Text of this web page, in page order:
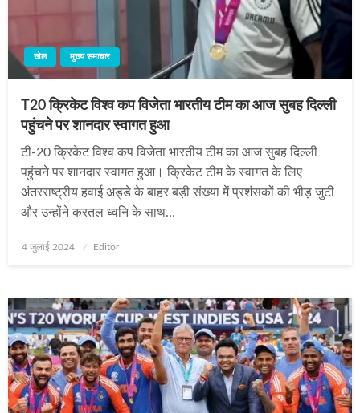
खेल मुख्य समाचार
T20 क्रिकेट विश्व कप विजेता भारतीय टीम का आज सुबह दिल्‍ली
पहुंचने पर शानदार स्वागत हुआ
टी-20 क्रिकेट विश्व कप विजेता भारतीय टीम का आज सुबह दिल्‍ली
पहुंचने पर शानदार स्वागत हुआ। क्रिकेट टीम के स्वागत के लिए
अंतरराष्ट्रीय हवाई अड्डे के बाहर बड़ी संख्या में प्रशंसकों की भीड़ जुटी
और उन्‍होंने करतल ध्वनि के साथ…
Posted
4 जुलाई 2024 Editor